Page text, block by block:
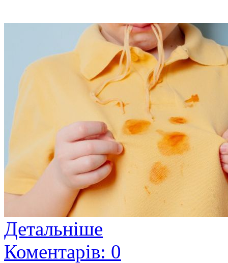
Детальніше
Коментарів: 0